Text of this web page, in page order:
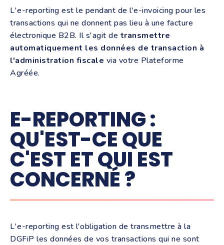
L'e-reporting est le pendant de l'e-invoicing pour les
transactions qui ne donnent pas lieu à une facture
électronique B2B. Il s'agit de transmettre
automatiquement les données de transaction à
l'administration fiscale via votre Plateforme
Agréée.
E-REPORTING :
QU'EST-CE QUE
C'EST ET QUI EST
CONCERNÉ ?
L'e-reporting est l'obligation de transmettre à la
DGFiP les données de vos transactions qui ne sont